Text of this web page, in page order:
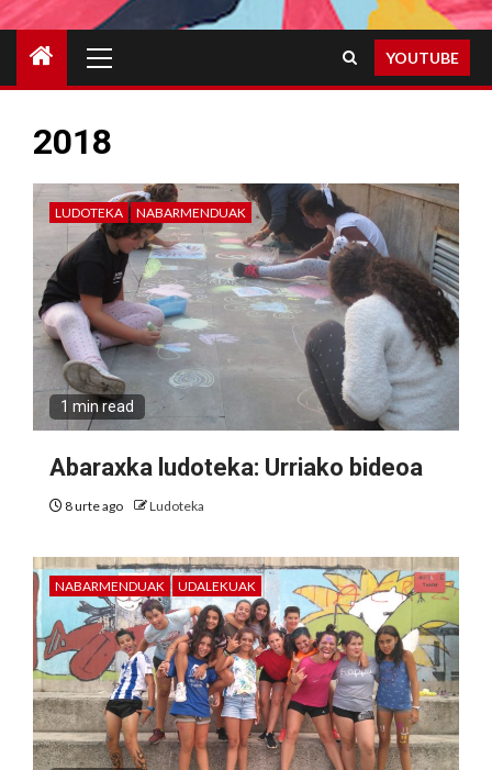
Menu
YOUTUBE
2018
LUDOTEKA NABARMENDUAK
1 min read
Abaraxka ludoteka: Urriako bideoa
8 urte ago Ludoteka
NABARMENDUAK UDALEKUAK